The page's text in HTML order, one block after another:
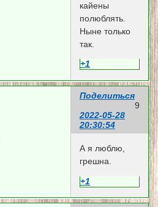
кайены
полюблять.
Ныне только
так.
+1
Поделиться
9
2022-05-28
20:30:54
А я люблю,
грешна.
+1